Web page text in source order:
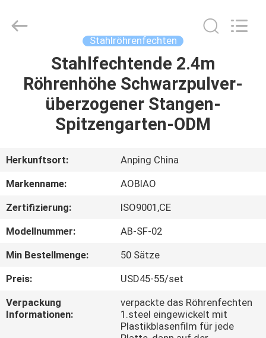
PRODUKTE
UNS
AUSFLUG
QUALITÄTSKONTROLLE
TRETEN
SIE
Rights
Stahlröhrenfechten
Stahlfechtende 2.4m
Röhrenhöhe Schwarzpulver-
überzogener Stangen-
Spitzengarten-ODM
Herkunftsort:
Anping China
Markenname:
AOBIAO
Zertifizierung:
ISO9001,CE
Modellnummer:
AB-SF-02
Min Bestellmenge:
50 Sätze
Preis:
USD45-55/set
Verpackung
Informationen:
verpackte das Röhrenfechten
1.steel eingewickelt mit
Plastikblasenfilm für jede